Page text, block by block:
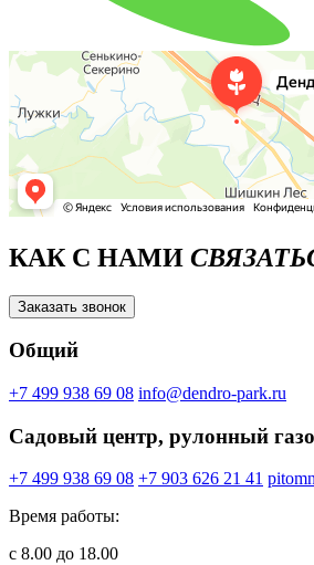
КАК С НАМИ
Заказать звонок
Общий
+7 499 938 69 08 info@dendro-park.ru
Садовый центр, рулонный
+7 499 938 69 08 +7 903 626 21 41
Время работы:
с 8.00 до 18.00